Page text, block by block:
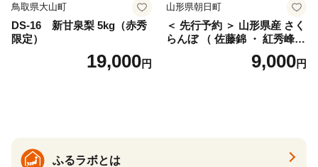
鳥取県大山町
DS-16 新甘泉梨 5kg（赤秀
限定）
19,000円
山形県朝日町
＜ 先行予約 ＞ 山形県産 さく
らんぼ （ 佐藤錦 ・ 紅秀峰
） ご家庭用 M以上 700g 【20
26年6月下旬から7月上旬発
9,000円
ふるラボとは